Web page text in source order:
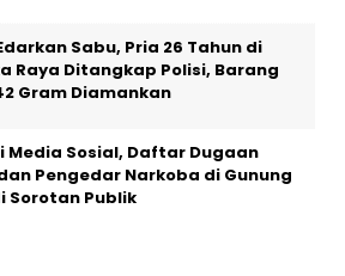
Sabu, Pria 26 Tahun di
Raya Ditangkap Polisi, Barang
Gram Diamankan
Media Sosial, Daftar Dugaan
Pengedar Narkoba di Gunung
Sorotan Publik